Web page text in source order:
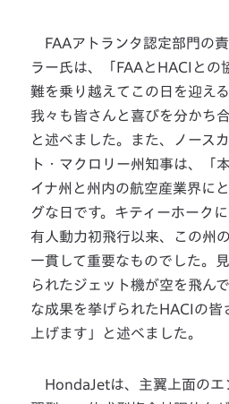
FAAアトランタ認定部門の
ラー氏は、「FAAとHACIとの
難を乗り越えてこの日を迎え
我々も皆さんと喜びを分かち
と述べました。また、ノース
ト・マクロリー州知事は、「
イナ州と州内の航空産業界に
グな日です。キティーホーク
有人動力初飛行以来、この州
一貫して重要なものでした。
られたジェット機が空を飛ん
な成果を挙げられたHACIの皆
上げます」と述べました。
HondaJetは、主翼上面のエ